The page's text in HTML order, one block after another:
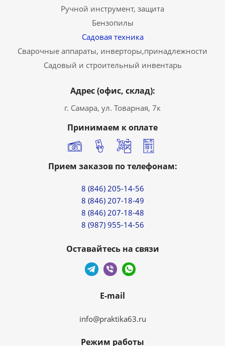
Ручной инструмент, защита
Бензопилы
Садовая техника
Сварочные аппараты, инверторы,принадлежности
Садовый и строительный инвентарь
Адрес (офис, склад):
г. Самара, ул. Товарная, 7к
Принимаем к оплате
Прием заказов по телефонам:
8 (846) 205-14-56
8 (846) 207-18-49
8 (846) 207-18-48
8 (987) 955-14-56
Оставайтесь на связи
E-mail
info@praktika63.ru
Режим работы